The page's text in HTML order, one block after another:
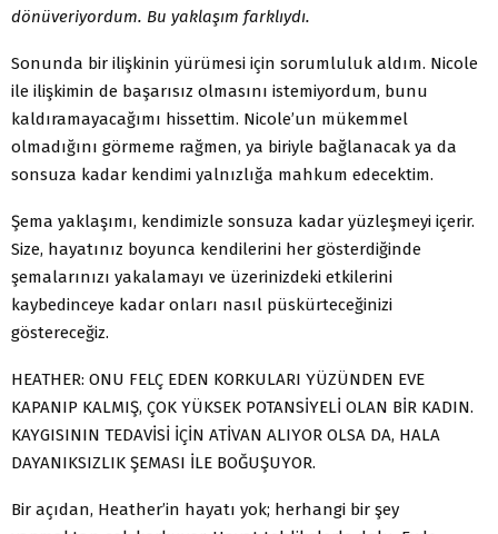
dönüveriyordum. Bu yaklaşım farklıydı.
Sonunda bir ilişkinin yürümesi için sorumluluk aldım. Nicole
ile ilişkimin de başarısız olmasını istemiyordum, bunu
kaldıramayacağımı hissettim. Nicole’un mükemmel
olmadığını görmeme rağmen, ya biriyle bağlanacak ya da
sonsuza kadar kendimi yalnızlığa mahkum edecektim.
Şema yaklaşımı, kendimizle sonsuza kadar yüzleşmeyi içerir.
Size, hayatınız boyunca kendilerini her gösterdiğinde
şemalarınızı yakalamayı ve üzerinizdeki etkilerini
kaybedinceye kadar onları nasıl püskürteceğinizi
göstereceğiz.
HEATHER: ONU FELÇ EDEN KORKULARI YÜZÜNDEN EVE
KAPANIP KALMIŞ, ÇOK YÜKSEK POTANSİYELİ OLAN BİR KADIN.
KAYGISININ TEDAVİSİ İÇİN ATİVAN ALIYOR OLSA DA, HALA
DAYANIKSIZLIK ŞEMASI İLE BOĞUŞUYOR.
Bir açıdan, Heather’in hayatı yok; herhangi bir şey